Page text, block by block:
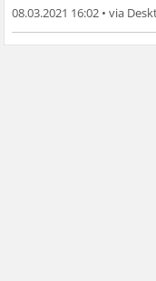
08.03.2021 16:02 •